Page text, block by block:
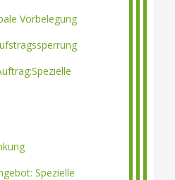
Vorbelegung
Spezielle